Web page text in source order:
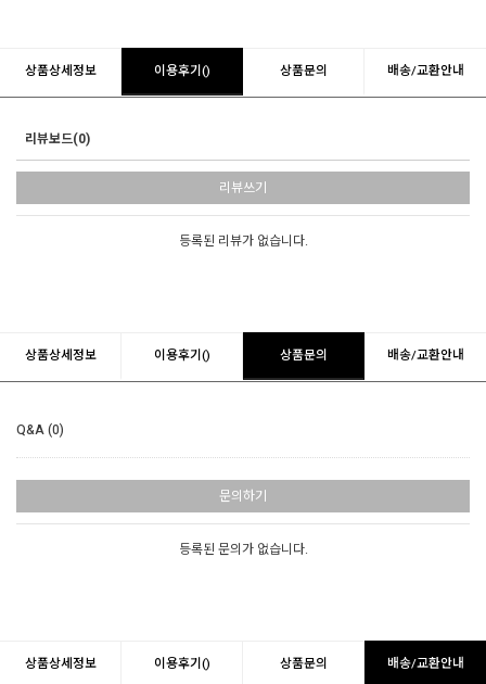
상품상세정보 이용후기() 상품문의 배송/교환안내
리뷰보드(0)
리뷰쓰기
등록된 리뷰가 없습니다.
상품상세정보 이용후기() 상품문의 배송/교환안내
Q&A (0)
문의하기
등록된 문의가 없습니다.
상품상세정보 이용후기() 상품문의 배송/교환안내